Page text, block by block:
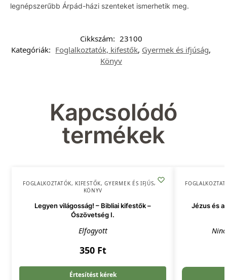
legnépszerűbb Árpád-házi szenteket ismerhetik meg.
Cikkszám: 23100
Kategóriák: Foglalkoztatók, kifestők, Gyermek és ifjúság,
Könyv
Kapcsolódó
termékek
FOGLALKOZTATÓK, KIFESTŐK,GYERMEK ÉS IFJÚSÁG,
KÖNYV
Legyen világosság! – Bibliai kifestők –
Ószövetség I.
Elfogyott
350 Ft
Értesítést kérek
Jézus és a